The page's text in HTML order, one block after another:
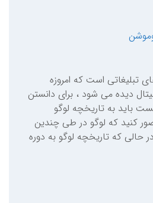
تبلیغاتی است که امروزه
دیده می شود ، برای دانستن
باید به تاریخچه لوگو
کنید که لوگو در طی چندین
حالی که تاریخچه لوگو به دوره